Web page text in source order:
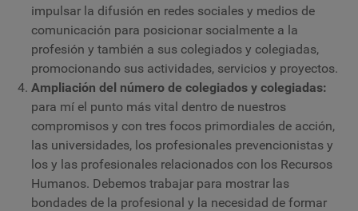
impulsar la difusión en redes sociales y medios de
comunicación para posicionar socialmente a la
profesión y también a sus colegiados y colegiadas,
promocionando sus actividades, servicios y proyectos.
Ampliación del número de colegiados y colegiadas:
para mí el punto más vital dentro de nuestros
compromisos y con tres focos primordiales de acción,
las universidades, los profesionales prevencionistas y
los y las profesionales relacionados con los Recursos
Humanos. Debemos trabajar para mostrar las
bondades de la profesional y la necesidad de formar